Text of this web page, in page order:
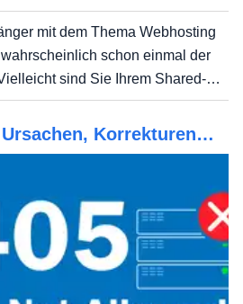
mit dem Thema Webhosting
schon einmal der
sind Sie Ihrem Shared-
oder jemand hat Ihnen gesagt,
ist, aber Sie sind sich nicht...
Korrekturen